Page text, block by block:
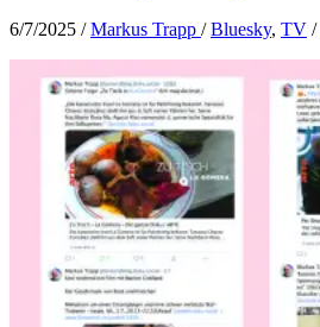
6/7/2025 /Markus Trapp /Bluesky, TV /